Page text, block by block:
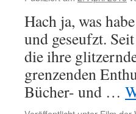
Hach ja, was
und geseufzt.
die ihre
grenzenden
Bücher- und …